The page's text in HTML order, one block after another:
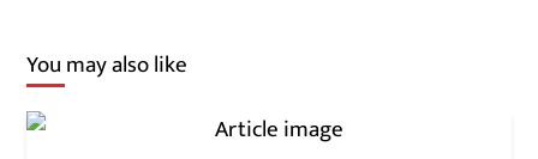
You may also like